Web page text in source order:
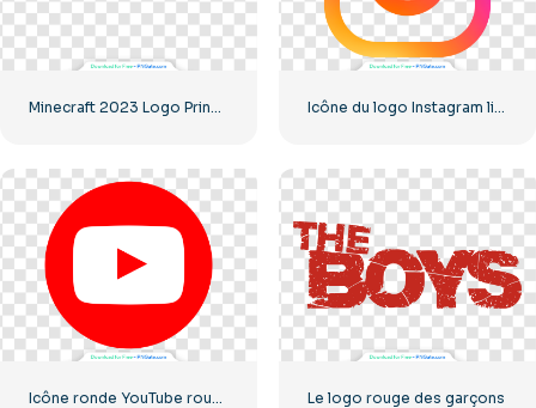
Minecraft 2023 Logo Principal Vert Icône du logo Instagram linéaire dégradé
Icône ronde YouTube rouge, téléchargement PNG gratuit Le logo rouge des garçons